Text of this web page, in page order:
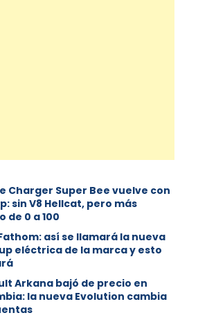
Charger Super Bee vuelve con
sin V8 Hellcat, pero más
de 0 a 100
así se llamará la nueva
eléctrica de la marca y esto
Arkana bajó de precio en
la nueva Evolution cambia